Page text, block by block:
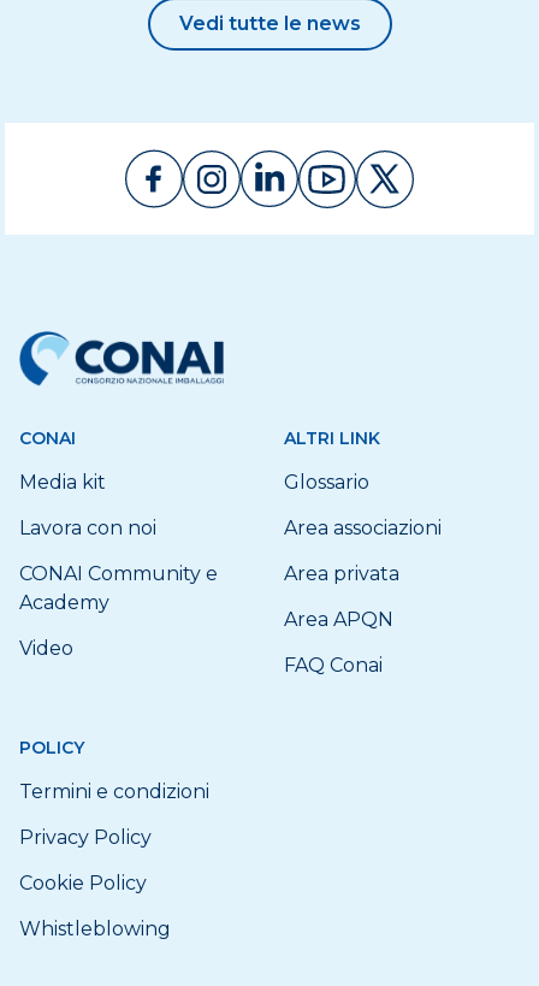
Vedi tutte le news
CONAI
Media kit
Lavora con noi
CONAI Community e
Academy
Video
ALTRI LINK
Glossario
Area associazioni
Area privata
Area APQN
FAQ Conai
POLICY
Termini e condizioni
Privacy Policy
Cookie Policy
Whistleblowing